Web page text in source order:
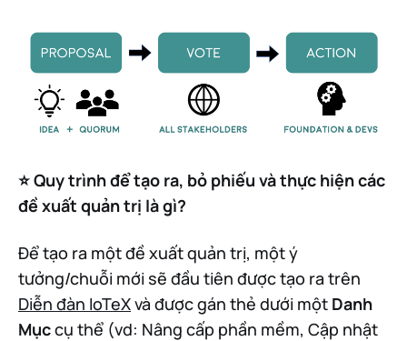
⭐️ Quy trình để tạo ra, bỏ phiếu và thực hiện các
đề xuất quản trị là gì?
Để tạo ra một đề xuất quản trị, một ý
tưởng/chuỗi mới sẽ đầu tiên được tạo ra trên
Diễn đàn IoTeXvà được gán thẻ dưới một Danh
Mụccụ thể (vd: Nâng cấp phần mềm, Cập nhật